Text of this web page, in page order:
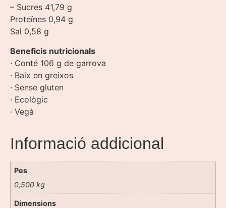
– Sucres 41,79 g
Proteïnes 0,94 g
Sal 0,58 g
Beneficis nutricionals
· Conté 106 g de garrova
· Baix en greixos
· Sense gluten
· Ecològic
· Vegà
Informació addicional
Pes
0,500 kg
Dimensions